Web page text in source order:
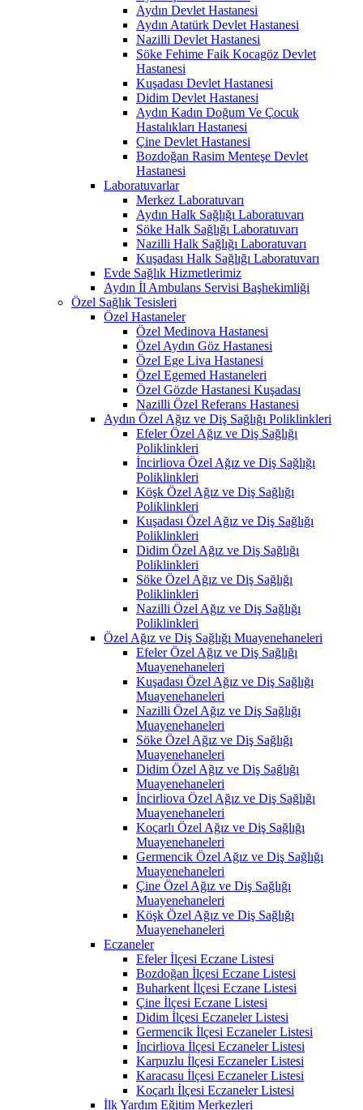
Aydın Devlet Hastanesi
Aydın Atatürk Devlet Hastanesi
Nazilli Devlet Hastanesi
Söke Fehime Faik Kocagöz Devlet
Hastanesi
Kuşadası Devlet Hastanesi
Didim Devlet Hastanesi
Aydın Kadın Doğum Ve Çocuk
Hastalıkları Hastanesi
Çine Devlet Hastanesi
Bozdoğan Rasim Menteşe Devlet
Hastanesi
Laboratuvarlar
Merkez Laboratuvarı
Aydın Halk Sağlığı Laboratuvarı
Söke Halk Sağlığı Laboratuvarı
Nazilli Halk Sağlığı Laboratuvarı
Kuşadası Halk Sağlığı Laboratuvarı
Evde Sağlık Hizmetlerimiz
Aydın İl Ambulans Servisi Başhekimliği
Özel Sağlık Tesisleri
Özel Hastaneler
Özel Medinova Hastanesi
Özel Aydın Göz Hastanesi
Özel Ege Liva Hastanesi
Özel Egemed Hastaneleri
Özel Gözde Hastanesi Kuşadası
Nazilli Özel Referans Hastanesi
Aydın Özel Ağız ve Diş Sağlığı Poliklinkleri
Efeler Özel Ağız ve Diş Sağlığı
Poliklinkleri
İncirliova Özel Ağız ve Diş Sağlığı
Poliklinkleri
Köşk Özel Ağız ve Diş Sağlığı
Poliklinkleri
Kuşadası Özel Ağız ve Diş Sağlığı
Poliklinkleri
Didim Özel Ağız ve Diş Sağlığı
Poliklinkleri
Söke Özel Ağız ve Diş Sağlığı
Poliklinkleri
Nazilli Özel Ağız ve Diş Sağlığı
Poliklinkleri
Özel Ağız ve Diş Sağlığı Muayenehaneleri
Efeler Özel Ağız ve Diş Sağlığı
Muayenehaneleri
Kuşadası Özel Ağız ve Diş Sağlığı
Muayenehaneleri
Nazilli Özel Ağız ve Diş Sağlığı
Muayenehaneleri
Söke Özel Ağız ve Diş Sağlığı
Muayenehaneleri
Didim Özel Ağız ve Diş Sağlığı
Muayenehaneleri
İncirliova Özel Ağız ve Diş Sağlığı
Muayenehaneleri
Koçarlı Özel Ağız ve Diş Sağlığı
Muayenehaneleri
Germencik Özel Ağız ve Diş Sağlığı
Muayenehaneleri
Çine Özel Ağız ve Diş Sağlığı
Muayenehaneleri
Köşk Özel Ağız ve Diş Sağlığı
Muayenehaneleri
Eczaneler
Efeler İlçesi Eczane Listesi
Bozdoğan İlçesi Eczane Listesi
Buharkent İlçesi Eczane Listesi
Çine İlçesi Eczane Listesi
Didim İlçesi Eczaneler Listesi
Germencik İlçesi Eczaneler Listesi
İncirliova İlçesi Eczaneler Listesi
Karpuzlu İlçesi Eczaneler Listesi
Karacasu İlçesi Eczaneler Listesi
Koçarlı İlçesi Eczaneler Listesi
İlk Yardım Eğitim Merkezleri